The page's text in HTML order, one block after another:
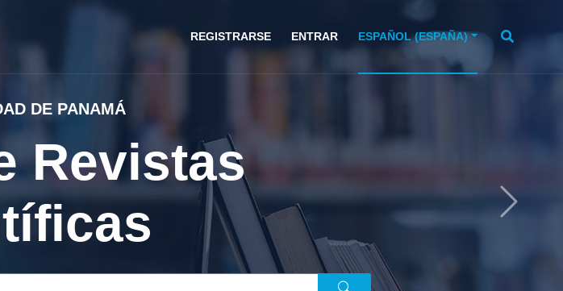
REGISTRARSE ENTRAR ESPAÑOL (ESPAÑA)
envíos de
las revistas? Next